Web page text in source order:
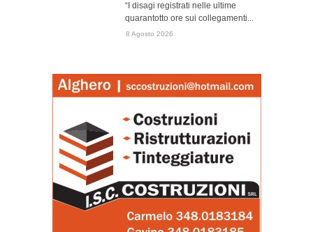
“I disagi registrati nelle ultime
quarantotto ore sui collegamenti...
8 Agosto 2026